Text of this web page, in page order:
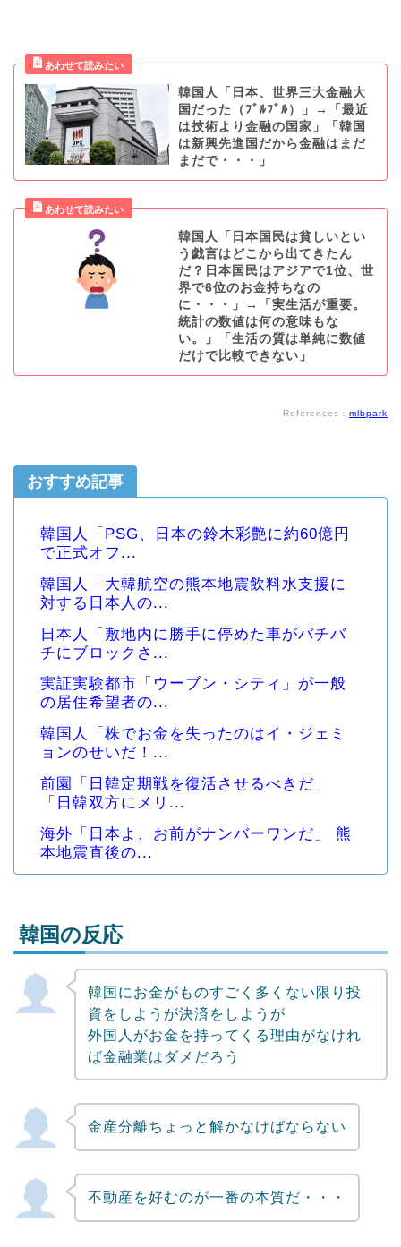
韓国人「日本、世界三大金融大
国だった（ﾌﾞﾙﾌﾞﾙ）」→「最近
は技術より金融の国家」「韓国
は新興先進国だから金融はまだ
まだで・・・」
韓国人「日本国民は貧しいとい
う戯言はどこから出てきたん
だ？日本国民はアジアで1位、世
界で6位のお金持ちなの
に・・・」→「実生活が重要。
統計の数値は何の意味もな
い。」「生活の質は単純に数値
だけで比較できない」
References： mlbpark
おすすめ記事
韓国人「PSG、日本の鈴木彩艶に約60億円
で正式オフ...
韓国人「大韓航空の熊本地震飲料水支援に
対する日本人の...
日本人「敷地内に勝手に停めた車がバチバ
チにブロックさ...
実証実験都市「ウーブン・シティ」が一般
の居住希望者の...
韓国人「株でお金を失ったのはイ・ジェミ
ョンのせいだ！...
前園「日韓定期戦を復活させるべきだ」
「日韓双方にメリ...
海外「日本よ、お前がナンバーワンだ」 熊
本地震直後の...
Powered by livedoor 相互RSS
韓国の反応
韓国にお金がものすごく多くない限り投
資をしようが決済をしようが
外国人がお金を持ってくる理由がなけれ
ば金融業はダメだろう
金産分離ちょっと解かなけばならない
不動産を好むのが一番の本質だ・・・